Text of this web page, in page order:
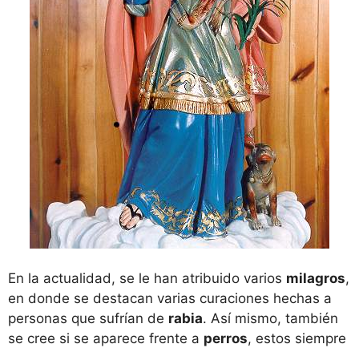
En la actualidad, se le han atribuido varios milagros,
en donde se destacan varias curaciones hechas a
personas que sufrían de rabia. Así mismo, también
se cree si se aparece frente a perros, estos siempre